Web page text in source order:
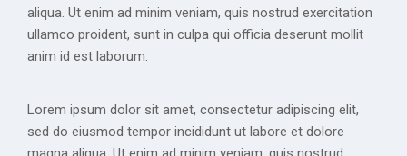
aliqua. Ut enim ad minim veniam, quis nostrud exercitation
ullamco proident, sunt in culpa qui officia deserunt mollit
anim id est laborum.
Lorem ipsum dolor sit amet, consectetur adipiscing elit,
sed do eiusmod tempor incididunt ut labore et dolore